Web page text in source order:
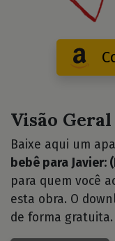
Visão Geral
Baixe aqui um
bebê para Javier:
para quem você
esta obra. O
de forma gratuita.